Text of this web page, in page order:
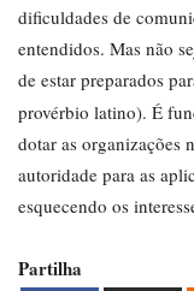
dificuldades de
entendidos. Mas não
de estar preparados
provérbio latino). É
dotar as organizações
autoridade para as
esquecendo os
Partilha